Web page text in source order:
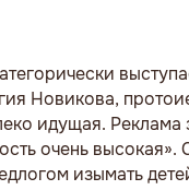
Новикова,
идущая. Реклама
очень
изымать